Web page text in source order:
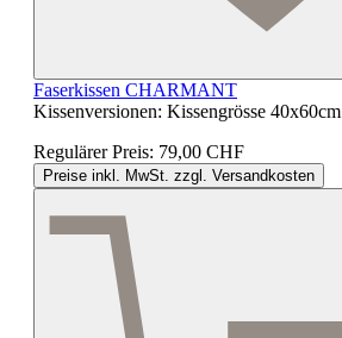
Faserkissen CHARMANT
Kissenversionen: Kissengrösse 40x60cm
Regulärer Preis: 79,00 CHF
Preise inkl. MwSt. zzgl. Versandkosten